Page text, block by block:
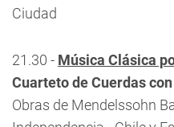
Ciudad
21.30 - Música Clásica
Cuarteto de Cuerdas
Obras de Mendelssohn